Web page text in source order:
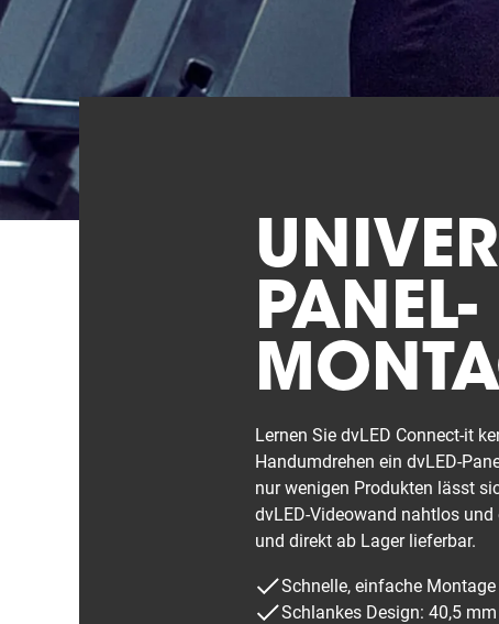
PANEL-
Lernen Sie dvLED Connect-it
Handumdrehen ein dvLED-
nur wenigen Produkten lässt
dvLED-Videowand nahtlos
und direkt ab Lager lieferbar.
Schnelle, einfache Montage
Schlankes Design: 40,5 mm